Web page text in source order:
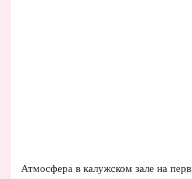
Атмосфера в калужском зале на